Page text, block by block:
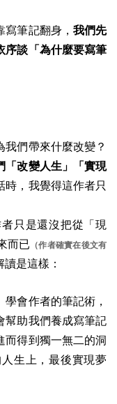
筆記翻身， 我們先
序談「為什麼要寫筆
們帶來什麼改變？
「改變人生」「實現
時，我覺得這作者只
只是還沒把從「現
而已 （作者確實在後文有
是這樣：
會作者的筆記術，
幫助我們養成寫筆記
而得到獨一無二的洞
生上，最後實現夢